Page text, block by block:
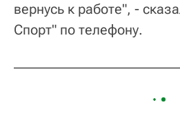
вернусь к работе", -
Спорт" по телефону.